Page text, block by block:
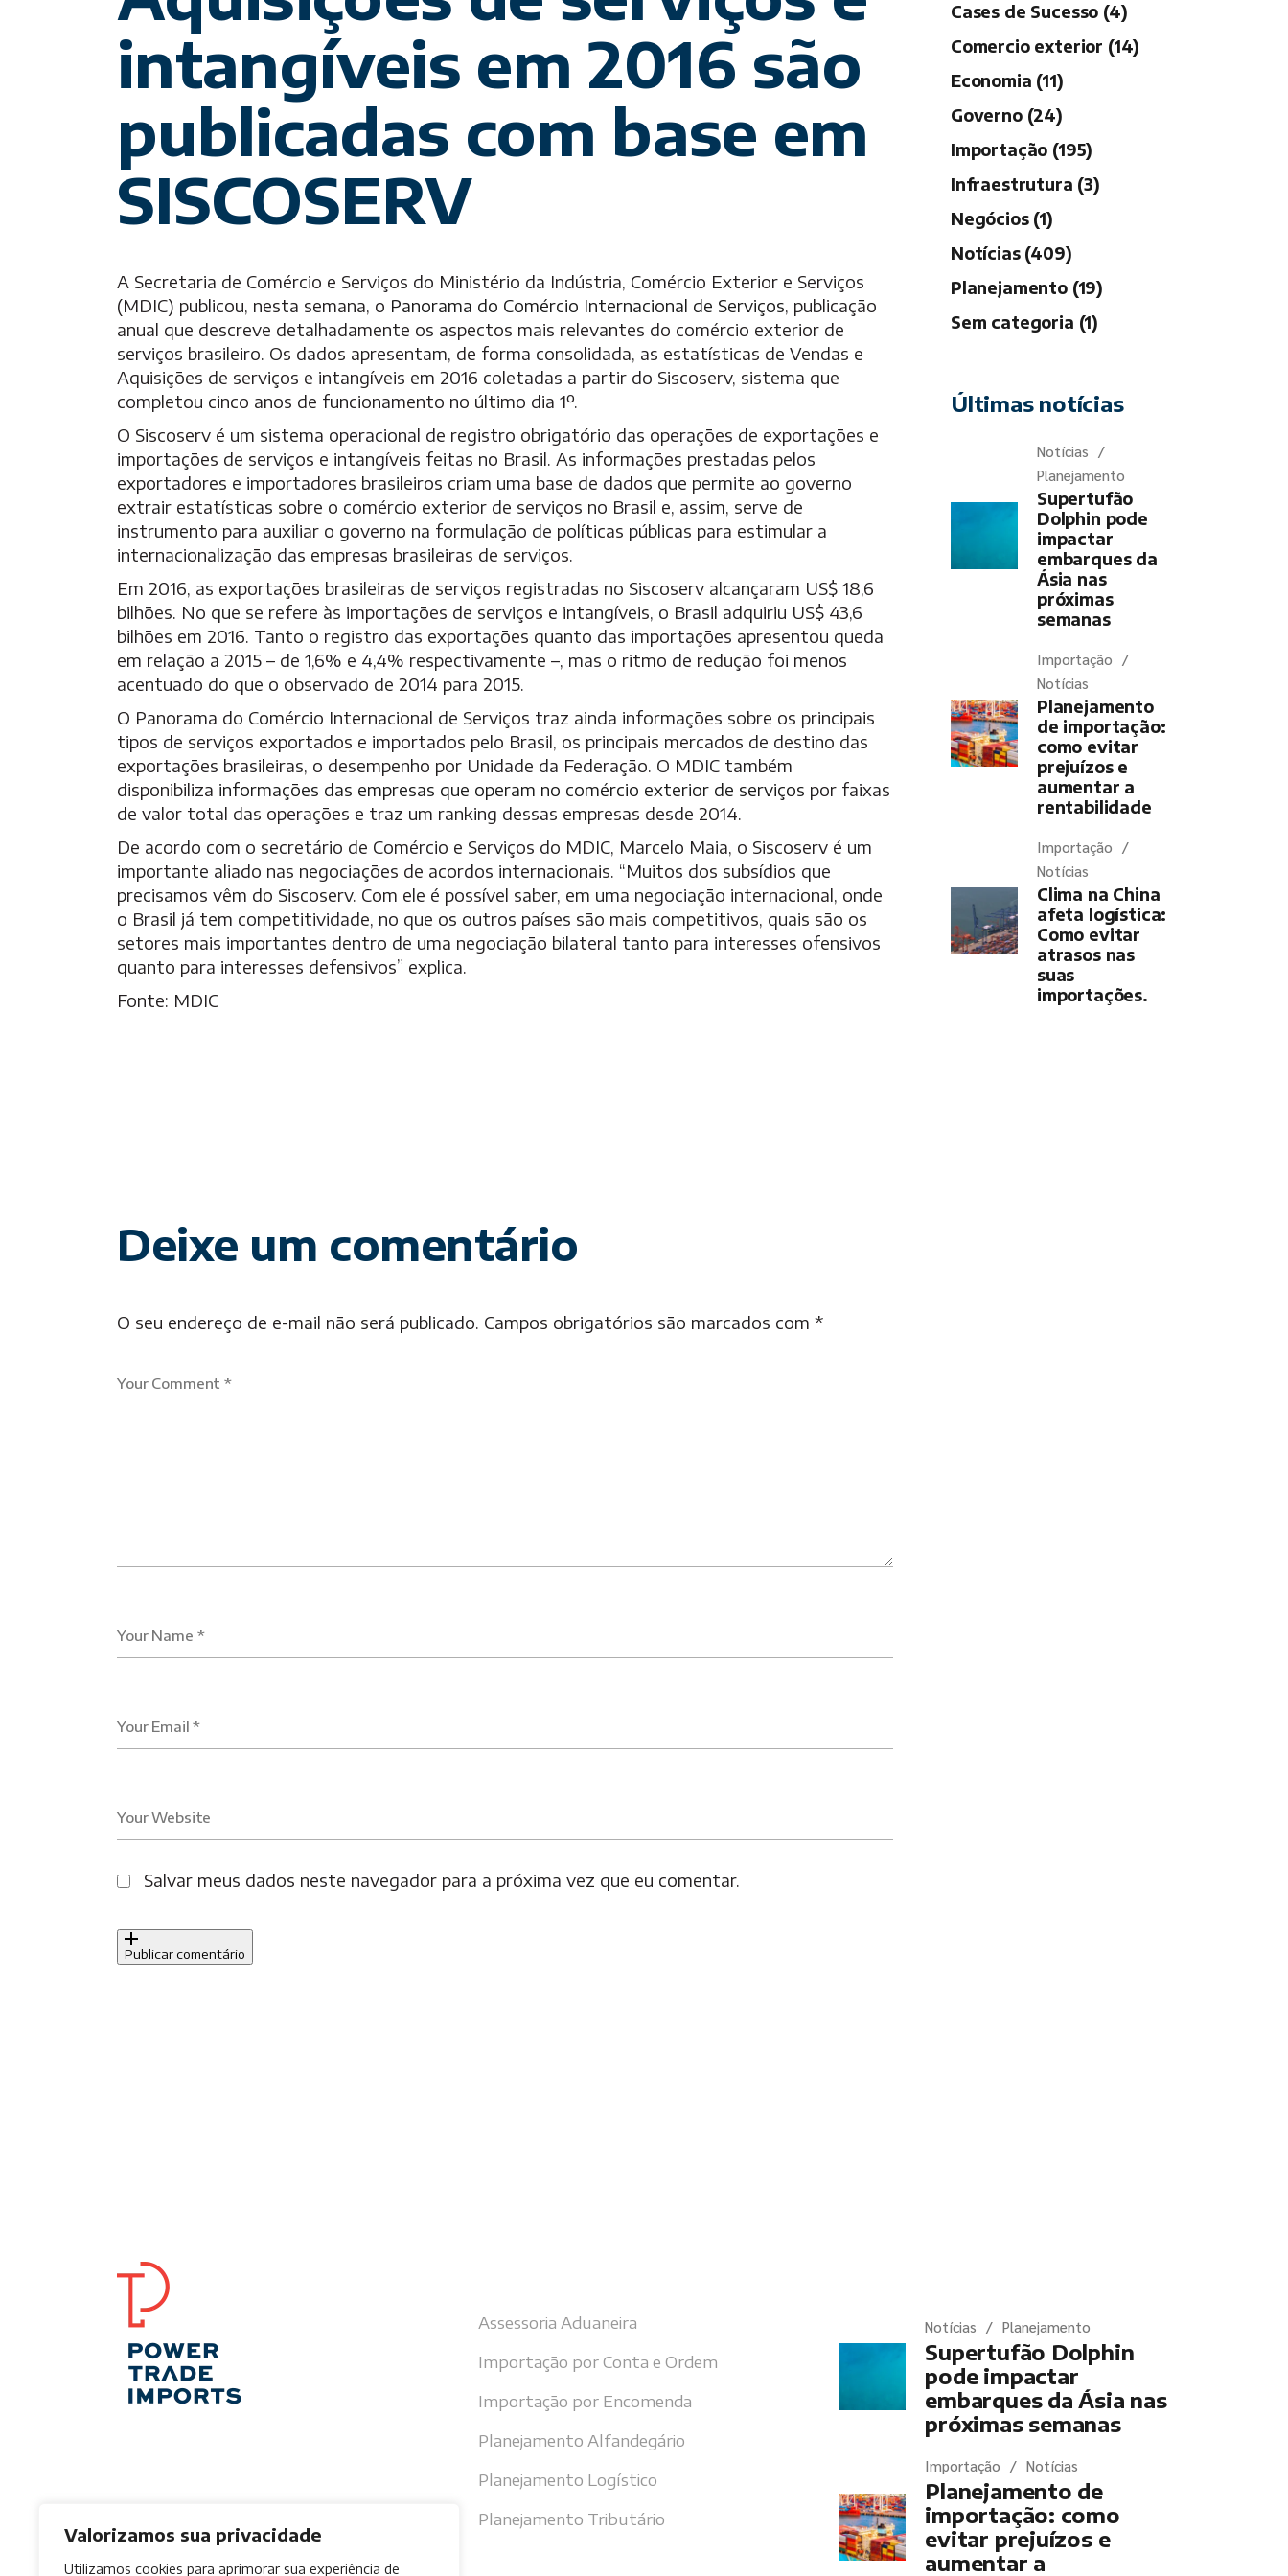
Valorizamos sua privacidade
Utilizamos cookies para aprimorar sua experiência de
Follow-Up
intangíveis em 2016 são
publicadas com base em
SISCOSERV
A Secretaria de Comércio e Serviços do Ministério da Indústria, Comércio Exterior e Serviços
(MDIC) publicou, nesta semana, o Panorama do Comércio Internacional de Serviços, publicação
anual que descreve detalhadamente os aspectos mais relevantes do comércio exterior de
serviços brasileiro. Os dados apresentam, de forma consolidada, as estatísticas de Vendas e
Aquisições de serviços e intangíveis em 2016 coletadas a partir do Siscoserv, sistema que
completou cinco anos de funcionamento no último dia 1º.
O Siscoserv é um sistema operacional de registro obrigatório das operações de exportações e
importações de serviços e intangíveis feitas no Brasil. As informações prestadas pelos
exportadores e importadores brasileiros criam uma base de dados que permite ao governo
extrair estatísticas sobre o comércio exterior de serviços no Brasil e, assim, serve de
instrumento para auxiliar o governo na formulação de políticas públicas para estimular a
internacionalização das empresas brasileiras de serviços.
Em 2016, as exportações brasileiras de serviços registradas no Siscoserv alcançaram US$ 18,6
bilhões. No que se refere às importações de serviços e intangíveis, o Brasil adquiriu US$ 43,6
bilhões em 2016. Tanto o registro das exportações quanto das importações apresentou queda
em relação a 2015 – de 1,6% e 4,4% respectivamente –, mas o ritmo de redução foi menos
acentuado do que o observado de 2014 para 2015.
O Panorama do Comércio Internacional de Serviços traz ainda informações sobre os principais
tipos de serviços exportados e importados pelo Brasil, os principais mercados de destino das
exportações brasileiras, o desempenho por Unidade da Federação. O MDIC também
disponibiliza informações das empresas que operam no comércio exterior de serviços por faixas
de valor total das operações e traz um ranking dessas empresas desde 2014.
De acordo com o secretário de Comércio e Serviços do MDIC, Marcelo Maia, o Siscoserv é um
importante aliado nas negociações de acordos internacionais. “Muitos dos subsídios que
precisamos vêm do Siscoserv. Com ele é possível saber, em uma negociação internacional, onde
o Brasil já tem competitividade, no que os outros países são mais competitivos, quais são os
setores mais importantes dentro de uma negociação bilateral tanto para interesses ofensivos
quanto para interesses defensivos” explica.
Fonte: MDIC
Deixe um comentário
O seu endereço de e-mail não será publicado. Campos obrigatórios são marcados com *
Your Comment *
Your Name *
Your Email *
Your Website
Salvar meus dados neste navegador para a próxima vez que eu comentar.
Publicar comentário
Cases de Sucesso (4)
Comercio exterior (14)
Economia (11)
Governo (24)
Importação (195)
Infraestrutura (3)
Negócios (1)
Notícias (409)
Planejamento (19)
Sem categoria (1)
Últimas notícias
Notícias
Planejamento
Supertufão
Dolphin pode
impactar
embarques da
Ásia nas
próximas
semanas
Importação
Notícias
Planejamento
de importação:
como evitar
prejuízos e
aumentar a
rentabilidade
Importação
Notícias
Clima na China
afeta logística:
Como evitar
atrasos nas
suas
importações.
Assessoria Aduaneira
Importação por Conta e Ordem
Importação por Encomenda
Planejamento Alfandegário
Planejamento Logístico
Planejamento Tributário
Notícias Planejamento
Supertufão Dolphin
pode impactar
embarques da Ásia nas
próximas semanas
Importação Notícias
Planejamento de
importação: como
evitar prejuízos e
aumentar a